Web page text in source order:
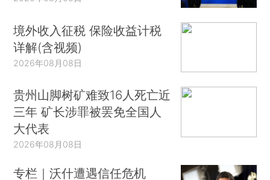
境外收入征税 保险收益计税
详解(含视频)
2026年08月08日
贵州山脚树矿难致16人死亡近
三年 矿长涉罪被罢免全国人
大代表
2026年08月08日
专栏｜沃什遭遇信任危机